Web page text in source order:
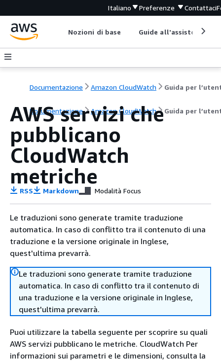
Italiano Preferenze Contattaci
Nozioni di base Guide all'assistenza
Documentazione Amazon CloudWatch Guida per
Documentazione Amazon CloudWatch Guida per
AWS servizi che
pubblicano
CloudWatch
metriche
RSS Markdown Modalità Focus
Le traduzioni sono generate tramite traduzione
automatica. In caso di conflitto tra il contenuto di una
traduzione e la versione originale in Inglese,
quest'ultima prevarrà.
Le traduzioni sono generate tramite traduzione
automatica. In caso di conflitto tra il contenuto di
una traduzione e la versione originale in Inglese,
quest'ultima prevarrà.
Puoi utilizzare la tabella seguente per scoprire su quali
AWS servizi pubblicano le metriche. CloudWatch Per
informazioni sui parametri e le dimensioni, consulta la